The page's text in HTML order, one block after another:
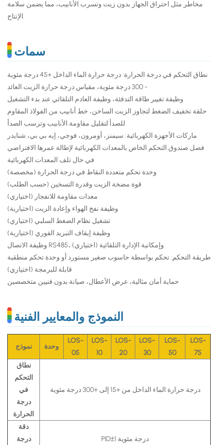
مخاطر مثل احتراق الجهاز بدون زيت وتسرب الأنابيب، مما يضمن سلامة
الإنتاج.
سمات
نطاق التحكم في درجة الحرارة: درجة حرارة الماء الداخل +45 درجة مئوية
- 300 درجة مئوية، مقياس درجة حرارة الزيت العائد
وظيفة تغيير طاقة التدفئة، وظيفة العادم التلقائي عند بدء التشغيل
حلقة تخفيف الضغط لتجاوز الزيت الساخن، خط أنابيب من الفولاذ المقاوم
للصدأ لتقليل مقاومة الأنابيب وترسب الصدأ
ماركات الأجهزة الكهربائية: سيمنز، أومرون، فوجي، إيه بي بي، شنايدر
فصل صندوق التحكم الخاص بالمعدات الكهربائية لإطالة عمرها الافتراضي
في حال تلف المعدات الكهربائية
وحدة تحكم متعددة النقاط في درجة الحرارة (مخصصة)
قوة مضخة الزيت وقدرة التسخين (حسب الطلب)
معدات مقاومة للانفجار (اختياري)
وظيفة نفخ الهواء وإعادة الزيت (اختيارية)
تشغيل نظام الضغط السلبي (اختياري)
وظيفة إيقاف التبريد الفوري (اختيارية)
وظيفة الاتصال RS485، وإمكانية الإدارة التلقائية (اختياري)
طريقة التحكم: تحكم بواسطة حاسوب صغير مستورد أو وحدة تحكم منطقية
قابلة للبرمجة (اختياري)
حماية أمان مثالية، عرض الأعطال، صيانة بدون فنيين متخصصين
النموذج والمعايير الفنية
نموذج وحدة
LOS-
05
LOS-
10
LOS-
20
LOS-
30
LOS-
50
LOS-
75
نطاق
التحكم
في
درجة
الحرارة
درجة حرارة الماء الداخل من +15 إلى +300 درجة مئوية
دقة
درجة
PID±1 درجة مئوية